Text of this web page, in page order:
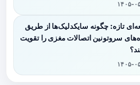
۰۵-۱۷
تازه: چگونه سایکدلیک‌ها از طریق
سروتونین اتصالات مغزی را تقویت
۰۵-۱۷